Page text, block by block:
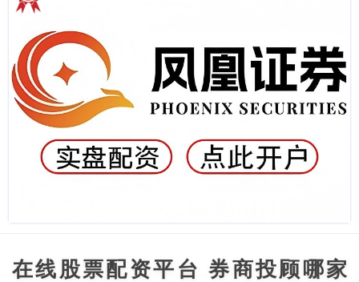
在线股票配资平台 券商投顾哪家